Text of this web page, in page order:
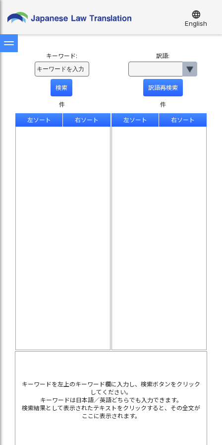
language
English
キーワード:
件
訳語:
件
左ソート 右ソート 左ソート 右ソート
キーワードを左上のキーワード欄に入力し、検索ボタンをクリック
してください。
キーワードは日本語／英語どちらでも入力できます。
検索結果として表示されたテキストをクリックすると、その全文が
ここに表示されます。